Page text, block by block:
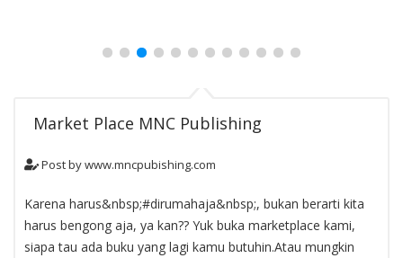
BlogMarket Place MNC Publishing
Post bywww.mncpubishing.com
blog-paragraph
Karena harus&nbsp;#dirumahaja&nbsp;, bukan berarti kita
harus bengong aja, ya kan?? Yuk buka marketplace kami,
siapa tau ada buku yang lagi kamu butuhin.Atau mungkin